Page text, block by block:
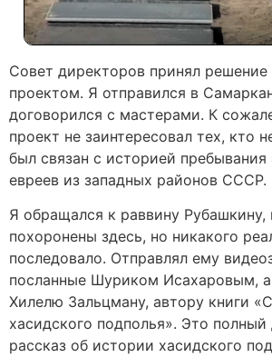
Совет директоров принял решение
проектом. Я отправился в
договорился с мастерами. К
проект не заинтересовал тех, кто
был связан с историей пребывания
евреев из западных районов СССР.
Я обращался к раввину Рубашкину,
похоронены здесь, но никакого
последовало. Отправлял ему
посланные Шуриком Исахаровым,
Хилелю Зальцману, автору книги
хасидского подполья». Это
рассказ об истории хасидского